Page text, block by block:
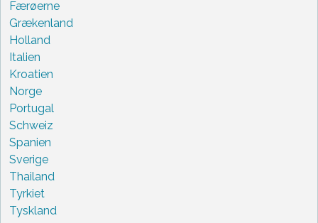
Færøerne
Grækenland
Holland
Italien
Kroatien
Norge
Portugal
Schweiz
Spanien
Sverige
Thailand
Tyrkiet
Tyskland